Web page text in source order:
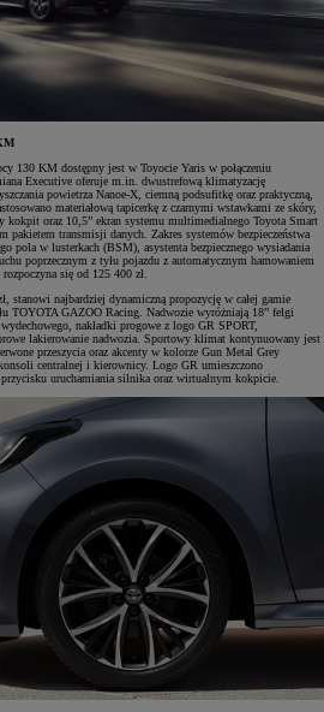
130 KM dostępny jest w Toyocie Yaris w połączeniu
Executive oferuje m.in. dwustrefową klimatyzację
powietrza Nanoe-X, ciemną podsufitkę oraz praktyczną,
materiałową tapicerkę z czarnymi wstawkami ze skóry,
oraz 10,5” ekran systemu multimedialnego Toyota Smart
pakietem transmisji danych. Zakres systemów bezpieczeństwa
pola w lusterkach (BSM), asystenta bezpiecznego wysiadania
poprzecznym z tyłu pojazdu z automatycznym hamowaniem
się od 125 400 zł.
stanowi najbardziej dynamiczną propozycję w całej gamie
TOYOTA GAZOO Racing. Nadwozie wyróżniają 18” felgi
nakładki progowe z logo GR SPORT,
lakierowanie nadwozia. Sportowy klimat kontynuowany jest
przeszycia oraz akcenty w kolorze Gun Metal Grey
centralnej i kierownicy. Logo GR umieszczono
uruchamiania silnika oraz wirtualnym kokpicie.